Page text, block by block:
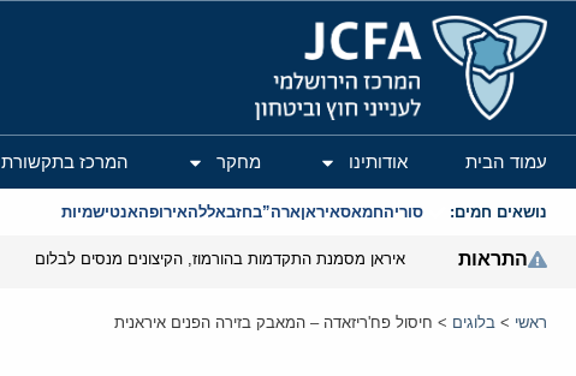
המרכז הירושלמי לענייני חוץ וביטחון
עמוד הבית אודותינו מחקר המרכז בתקשורת
נושאים חמים: סוריהחמאסאיראןארה”בחזבאללהאירופהאנטישמיות
התראות איראן מסמנת התקדמות בהורמוז, הקיצונים מנסים לבלום
ראשי > בלוגים > חיסול פח'ריזאדה – המאבק בזירה הפנים איראנית